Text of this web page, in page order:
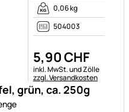
grün, ca. 250g
0,06 kg
504003
5,90CHF
Steuerhinweis:
inkl. MwSt. und Zölle
zzgl. Versandkosten